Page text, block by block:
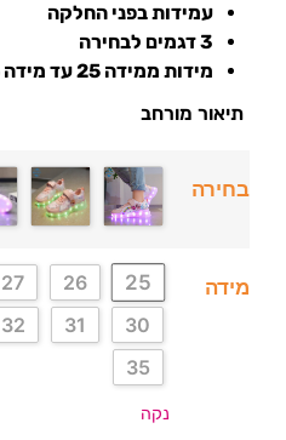
עמידות בפני החלקה
3 דגמים לבחירה
מידות ממידה 25 עד מידה 35
תיאור מורחב
בחירה
מידה 25
26
27
30
31
32
35
נקה